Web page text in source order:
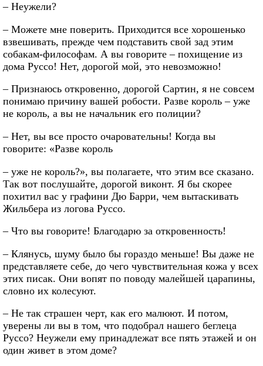
– Неужели?
– Можете мне поверить. Приходится все хорошенько
взвешивать, прежде чем подставить свой зад этим
собакам-философам. А вы говорите – похищение из
дома Руссо! Нет, дорогой мой, это невозможно!
– Признаюсь откровенно, дорогой Сартин, я не совсем
понимаю причину вашей робости. Разве король – уже
не король, а вы не начальник его полиции?
– Нет, вы все просто очаровательны! Когда вы
говорите: «Разве король
– уже не король?», вы полагаете, что этим все сказано.
Так вот послушайте, дорогой виконт. Я бы скорее
похитил вас у графини Дю Барри, чем вытаскивать
Жильбера из логова Руссо.
– Что вы говорите! Благодарю за откровенность!
– Клянусь, шуму было бы гораздо меньше! Вы даже не
представляете себе, до чего чувствительная кожа у всех
этих писак. Они вопят по поводу малейшей царапины,
словно их колесуют.
– Не так страшен черт, как его малюют. И потом,
уверены ли вы в том, что подобрал нашего беглеца
Руссо? Неужели ему принадлежат все пять этажей и он
один живет в этом доме?